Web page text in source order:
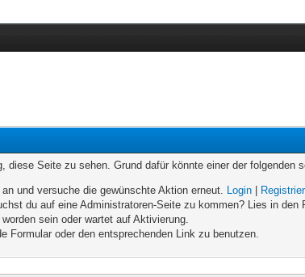
diese Seite zu sehen. Grund dafür könnte einer der folgenden
und versuche die gewünschte Aktion erneut. Login
du auf eine Administratoren-Seite zu kommen? Lies in den
sein oder wartet auf Aktivierung.
Formular oder den entsprechenden Link zu benutzen.